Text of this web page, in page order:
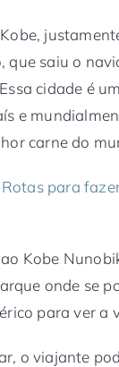
que saiu o
cidade é
e
carne do
Rotas para
Kobe
onde se
para ver a
o viajante